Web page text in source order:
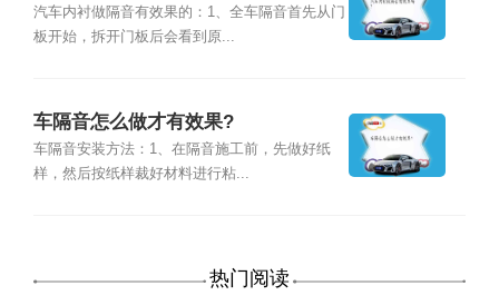
汽车内衬做隔音有效果的：1、全车隔音首先从门
板开始，拆开门板后会看到原...
车隔音怎么做才有效果?
车隔音安装方法：1、在隔音施工前，先做好纸
样，然后按纸样裁好材料进行粘...
热门阅读